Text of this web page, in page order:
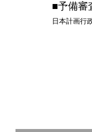
■予備審
日本計画行